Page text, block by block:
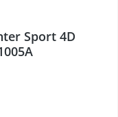
Sport 4D